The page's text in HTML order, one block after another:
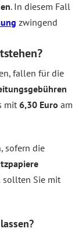
. In diesem Fall
zwingend
fallen für die
mit 6,30 Euro am
sofern die
sollten Sie mit